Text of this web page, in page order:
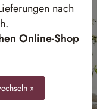
nach
Online-Shop
»